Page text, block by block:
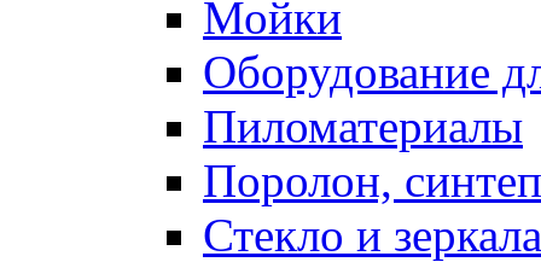
Мойки
Оборудование
Пиломатериалы
Поролон,
Стекло и зеркала